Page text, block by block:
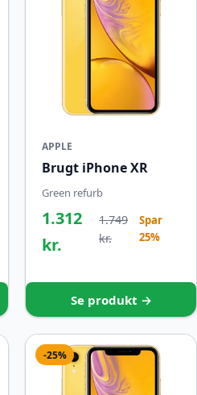
APPLE
Brugt iPhone XR
Green refurb
1.312
kr.
1.749
kr.
Spar
25%
Se produkt →
-25%